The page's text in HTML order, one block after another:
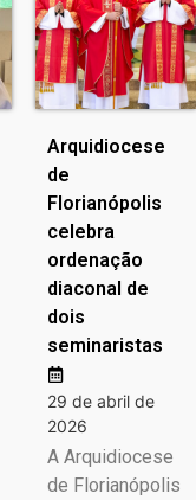
Arquidiocese
de
Florianópolis
celebra
ordenação
diaconal de
dois
seminaristas
29 de abril de
2026
A Arquidiocese
de Florianópolis